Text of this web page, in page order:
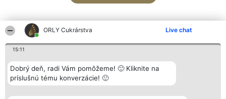
ORLY Cukrárstva Live chat
15:11
Dobrý deň, radi Vám pomôžeme! 🙂 Kliknite na
príslušnú tému konverzácie! 🙂
Organizátor hodnotenia
Bright Side Solutions sp. z o.
o. sp. k.
Wrocław 50-079
Hodnotenie
Laureáti
Lista
Laureatów
Kontakt
Kontakt